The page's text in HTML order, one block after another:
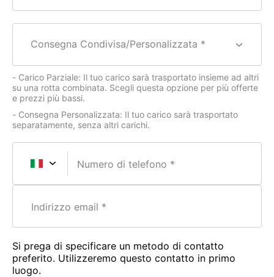
Consegna Condivisa/Personalizzata *
- Carico Parziale: Il tuo carico sarà trasportato insieme ad altri
su una rotta combinata. Scegli questa opzione per più offerte
e prezzi più bassi.
- Consegna Personalizzata: Il tuo carico sarà trasportato
separatamente, senza altri carichi.
Numero di telefono
Indirizzo email
Si prega di specificare un metodo di contatto
preferito. Utilizzeremo questo contatto in primo
luogo.